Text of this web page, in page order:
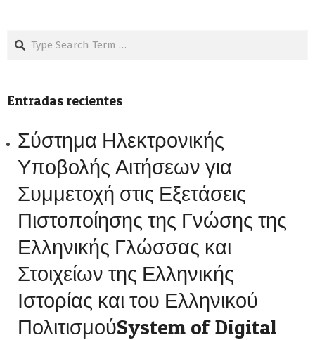
Search
Entradas recientes
Σύστημα Ηλεκτρονικής
Υποβολής Αιτήσεων για
Συμμετοχή στις Εξετάσεις
Πιστοποίησης της Γνώσης της
Ελληνικής Γλώσσας και
Στοιχείων της Ελληνικής
Ιστορίας και του Ελληνικού
ΠολιτισμούSystem of Digital